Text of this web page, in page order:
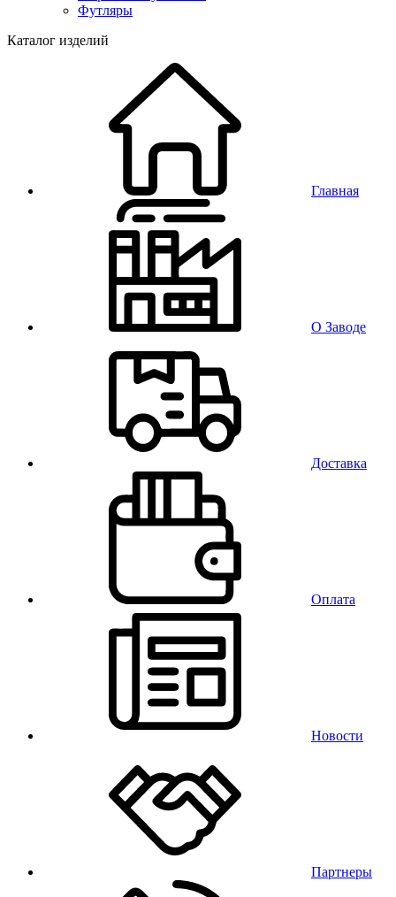
Футляры
Каталог изделий
Главная
О Заводе
Доставка
Оплата
Новости
Партнеры